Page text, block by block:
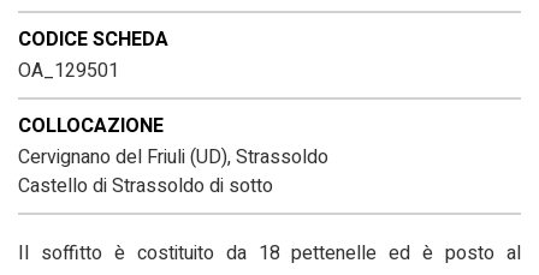
CODICE SCHEDA
OA_129501
COLLOCAZIONE
Cervignano del Friuli (UD), Strassoldo
Castello di Strassoldo di sotto
Il soffitto è costituito da 18 pettenelle ed è posto al